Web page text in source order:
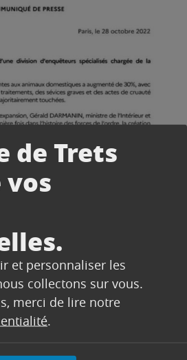
de Trets
vos
et personnaliser les
collectons sur vous.
merci de lire notre
.
atteintes envers les
entre 2016 et
2021
Provence le 28 octobre
2022